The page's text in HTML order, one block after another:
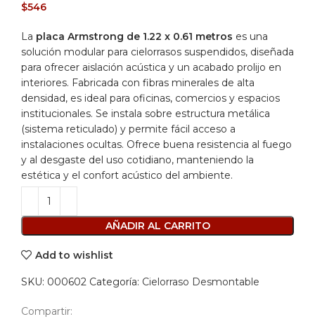
$546
La placa Armstrong de 1.22 x 0.61 metros es una
solución modular para cielorrasos suspendidos, diseñada
para ofrecer aislación acústica y un acabado prolijo en
interiores. Fabricada con fibras minerales de alta
densidad, es ideal para oficinas, comercios y espacios
institucionales. Se instala sobre estructura metálica
(sistema reticulado) y permite fácil acceso a
instalaciones ocultas. Ofrece buena resistencia al fuego
y al desgaste del uso cotidiano, manteniendo la
estética y el confort acústico del ambiente.
AÑADIR AL CARRITO
Add to wishlist
SKU: 000602 Categoría: Cielorraso Desmontable
Compartir: